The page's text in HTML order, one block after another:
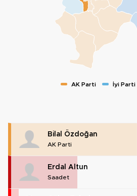
AK Parti İyi Parti
Bilal Özdoğan
AK Parti
Erdal Altun
Saadet